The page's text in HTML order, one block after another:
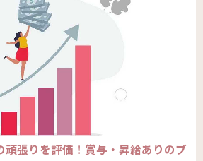
頑張りを評価！賞与・昇給ありのブ